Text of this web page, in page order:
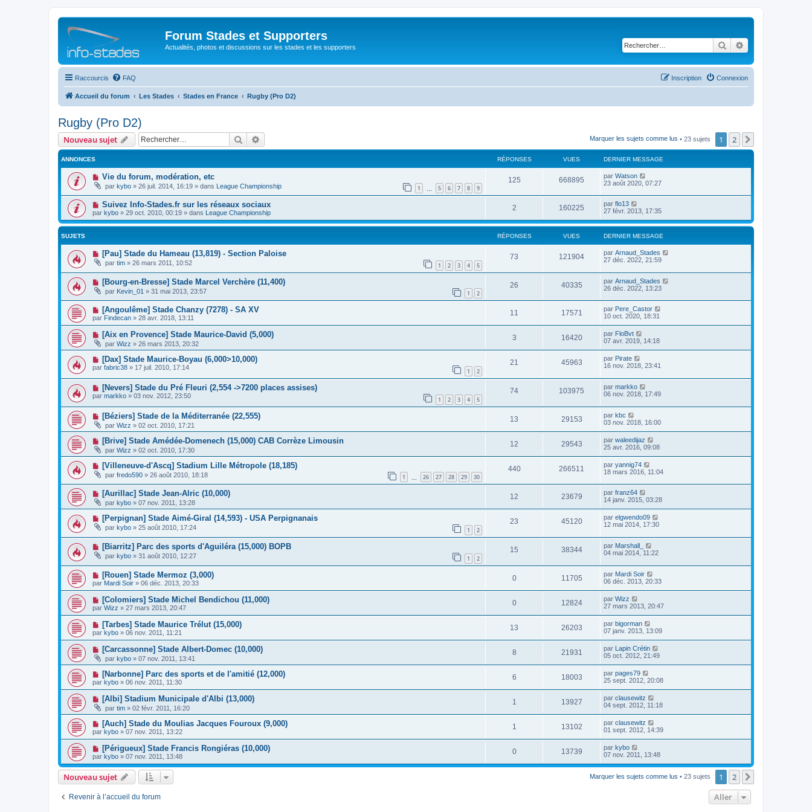
Forum Stades et Supporters
Actualités, photos et discussions sur les stades et les supporters Rechercher
Raccourcis FAQ Connexion
Inscription
Accueil du forum Les Stades Stades en France Rugby (Pro D2)
Rugby (Pro D2)
Nouveau sujet Rechercher Marquer les sujets comme lus • 23 sujets 1 2
ANNONCES RÉPONSES VUES DERNIER MESSAGE
Vie du forum, modération, etc
par kybo » 26 juil. 2014, 16:19 » dans League Championship 1 5 6 7 8 9
125 668895 par Watson
23 août 2020, 07:27
Suivez Info-Stades.fr sur les réseaux sociaux
par kybo » 29 oct. 2010, 00:19 » dans League Championship
2 160225 par flo13
27 févr. 2013, 17:35
SUJETS RÉPONSES VUES DERNIER MESSAGE
[Pau] Stade du Hameau (13,819) - Section Paloise
par tim » 26 mars 2011, 10:52 1 2 3 4 5
73 121904 par Arnaud_Stades
27 déc. 2022, 21:59
[Bourg-en-Bresse] Stade Marcel Verchère (11,400)
par Kevin_01 » 31 mai 2013, 23:57 1 2
26 40335 par Arnaud_Stades
26 déc. 2022, 13:23
[Angoulême] Stade Chanzy (7278) - SA XV
par Findecan » 28 avr. 2018, 13:11
11 17571 par Pere_Castor
10 oct. 2020, 18:31
[Aix en Provence] Stade Maurice-David (5,000)
par Wizz » 26 mars 2013, 20:32
3 16420 par FloBvt
07 avr. 2019, 14:18
[Dax] Stade Maurice-Boyau (6,000>10,000)
par fabric38 » 17 juil. 2010, 17:14 1 2
21 45963 par Pirate
16 nov. 2018, 23:41
[Nevers] Stade du Pré Fleuri (2,554 ->7200 places assises)
par markko » 03 nov. 2012, 23:50 1 2 3 4 5
74 103975 par markko
06 nov. 2018, 17:49
[Béziers] Stade de la Méditerranée (22,555)
par Wizz » 02 oct. 2010, 17:21
13 29153 par kbc
03 nov. 2018, 16:00
[Brive] Stade Amédée-Domenech (15,000) CAB Corrèze Limousin
par Wizz » 02 oct. 2010, 17:30
12 29543 par waleedijaz
25 avr. 2016, 09:08
[Villeneuve-d'Ascq] Stadium Lille Métropole (18,185)
par fredo590 » 26 août 2010, 18:18 1 26 27 28 29 30
440 266511 par yannig74
18 mars 2016, 11:04
[Aurillac] Stade Jean-Alric (10,000)
par kybo » 07 nov. 2011, 13:28
12 23679 par franz64
14 janv. 2015, 03:28
[Perpignan] Stade Aimé-Giral (14,593) - USA Perpignanais
par kybo » 25 août 2010, 17:24 1 2
23 45120 par elgwendo09
12 mai 2014, 17:30
[Biarritz] Parc des sports d'Aguiléra (15,000) BOPB
par kybo » 31 août 2010, 12:27 1 2
15 38344 par Marshall_
04 mai 2014, 11:22
[Rouen] Stade Mermoz (3,000)
par Mardi Soir » 06 déc. 2013, 20:33
0 11705 par Mardi Soir
06 déc. 2013, 20:33
[Colomiers] Stade Michel Bendichou (11,000)
par Wizz » 27 mars 2013, 20:47
0 12824 par Wizz
27 mars 2013, 20:47
[Tarbes] Stade Maurice Trélut (15,000)
par kybo » 06 nov. 2011, 11:21
13 26203 par bigorman
07 janv. 2013, 13:09
[Carcassonne] Stade Albert-Domec (10,000)
par kybo » 07 nov. 2011, 13:41
8 21931 par Lapin Crétin
05 oct. 2012, 21:49
[Narbonne] Parc des sports et de l'amitié (12,000)
par kybo » 06 nov. 2011, 11:30
6 18003 par pages79
25 sept. 2012, 20:08
[Albi] Stadium Municipale d'Albi (13,000)
par tim » 02 févr. 2011, 16:20
1 13927 par clausewitz
04 sept. 2012, 11:18
[Auch] Stade du Moulias Jacques Fouroux (9,000)
par kybo » 07 nov. 2011, 13:22
1 13102 par clausewitz
01 sept. 2012, 14:39
[Périgueux] Stade Francis Rongiéras (10,000)
par kybo » 07 nov. 2011, 13:48
0 13739 par kybo
07 nov. 2011, 13:48
Nouveau sujet Marquer les sujets comme lus • 23 sujets 1 2
Revenir à l’accueil du forum Aller